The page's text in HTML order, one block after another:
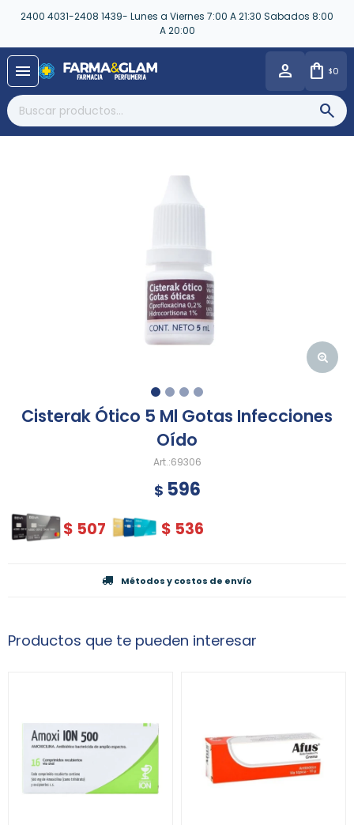
2400 4031-2408 1439- Lunes a Viernes 7:00 A 21:30 Sabados 8:00
A 20:00
menu $0
Cisterak Ótico 5 Ml Gotas Infecciones
Oído
69306
$ 596
$ 507 $ 536
Métodos y costos de envío
Productos que te pueden interesar